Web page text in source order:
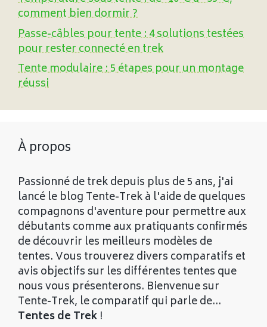
comment bien dormir ?
Passe-câbles pour tente : 4 solutions testées
pour rester connecté en trek
Tente modulaire : 5 étapes pour un montage
réussi
À propos
Passionné de trek depuis plus de 5 ans, j'ai
lancé le blog Tente-Trek à l'aide de quelques
compagnons d'aventure pour permettre aux
débutants comme aux pratiquants confirmés
de découvrir les meilleurs modèles de
tentes. Vous trouverez divers comparatifs et
avis objectifs sur les différentes tentes que
nous vous présenterons. Bienvenue sur
Tente-Trek, le comparatif qui parle de...
Tentes de Trek !